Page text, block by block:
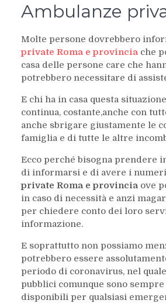
Ambulanze
Molte persone dovrebbero
private Roma e provincia che
casa delle persone care che
potrebbero necessitare di
E chi ha in casa questa
continua, costante,anche con
anche sbrigare giustamente le
famiglia e di tutte le altre
Ecco perché bisogna prendere
di informarsi e di avere i
private Roma e provincia ove
in caso di necessità e anzi
per chiedere conto dei loro
informazione.
E soprattutto non possiamo
potrebbero essere
periodo di coronavirus, nel
pubblici comunque sono
disponibili per qualsiasi